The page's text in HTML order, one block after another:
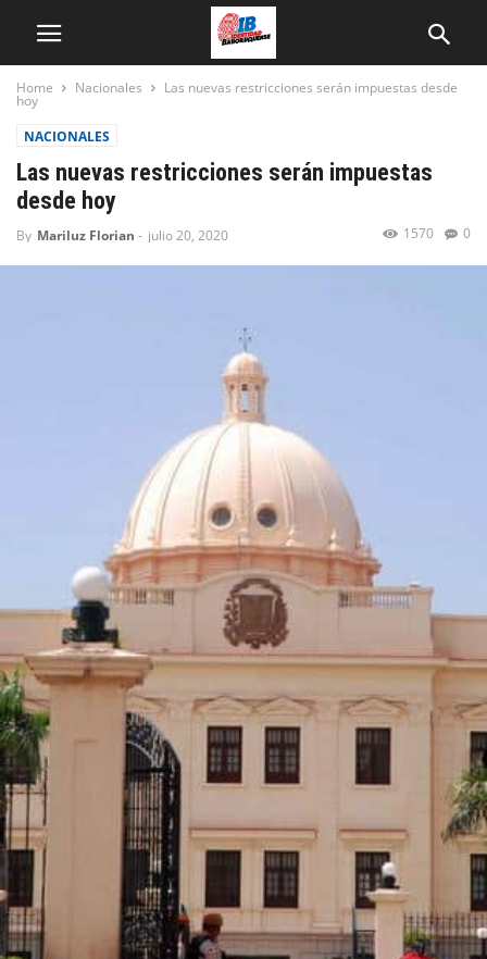
Home Nacionales Las nuevas restricciones serán impuestas desde
hoy
NACIONALES
Las nuevas restricciones serán impuestas
desde hoy
By Mariluz Florian - julio 20, 2020 0
1570